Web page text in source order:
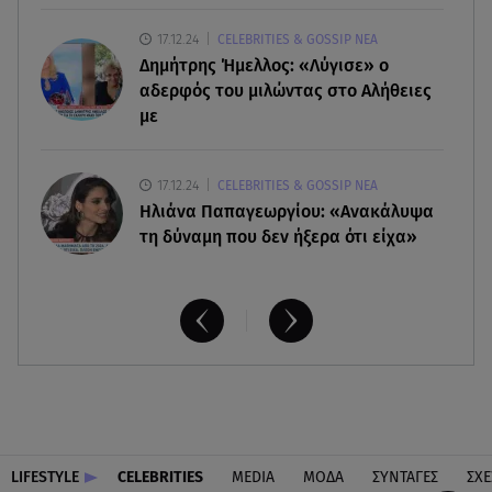
17.12.24 CELEBRITIES & GOSSIP ΝΕΑ
Δημήτρης Ήμελλος: «Λύγισε» ο
αδερφός του μιλώντας στο Αλήθειες
με
17.12.24 CELEBRITIES & GOSSIP ΝΕΑ
Ηλιάνα Παπαγεωργίου: «Ανακάλυψα
τη δύναμη που δεν ήξερα ότι είχα»
LIFESTYLE CELEBRITIES MEDIA ΜΟΔΑ ΣΥΝΤΑΓΕΣ